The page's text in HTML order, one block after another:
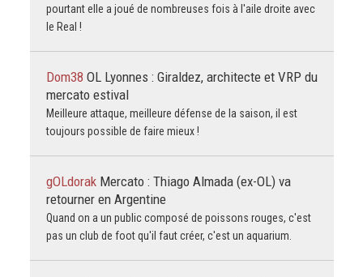
pourtant elle a joué de nombreuses fois à l'aile droite avec
le Real !
Dom38 OL Lyonnes : Giraldez, architecte et VRP du
mercato estival
Meilleure attaque, meilleure défense de la saison, il est
toujours possible de faire mieux !
gOLdorak Mercato : Thiago Almada (ex-OL) va
retourner en Argentine
Quand on a un public composé de poissons rouges, c'est
pas un club de foot qu'il faut créer, c'est un aquarium.